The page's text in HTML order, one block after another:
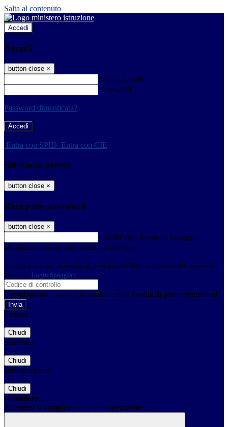
Salta al contenuto
Accedi
Accedi
button close ×
Nome Utente
Password
Password dimenticata?
-
Entra con SPID Entra con CIE
Seleziona utente
button close ×
Recupero password
button close ×
E-mail Verrà inviato un messaggio
all'indirizzo indicato con le istruzioni necessarie.
Non hai una e-mail associata al nome utente? Effettua il reset della password
tramite la Login Spaggiari
E-mail inviata, si prega di controllare la casella di posta elettronica!
Errore
Chiudi
Successo
Chiudi
Informazione
Chiudi
Attendere...
Attendere il completamento dell'operazione...